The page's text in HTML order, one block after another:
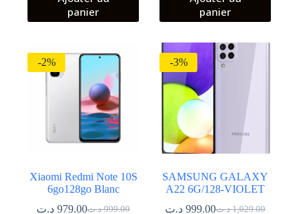
panier
panier
-2%
Xiaomi Redmi Note 10S
6go128go Blanc
999.00 د.ت979.00 د.ت
-3%
SAMSUNG GALAXY
A22 6G/128-VIOLET
1,029.00 د.ت999.00 د.ت